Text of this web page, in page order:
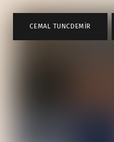
CEMAL TUNCDEMİR